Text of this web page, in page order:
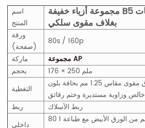
اسم
المنتج
مجموعة أزياء خفيفة B5 دفتر ملاحظات
بغلاف مقوى سلكي
ورقة
(صفحة)
80s / 160p
ماركة
مجموعة AP
بحجم
176 × 250 ملم
التغطية
ورق الملمس + ورق مقوى مقاس 1.25 مم بحافة بلون
خالص وزاوية مستديرة وختم رقائق
ربط
ربط الأسلاك
داخلي
80 ورقة 70 جم من الورق الأبيض مع طباعة 1C / 1C